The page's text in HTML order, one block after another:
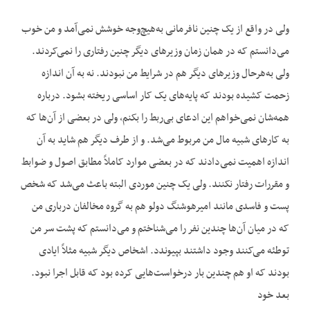
ولی در واقع از یک چنین نافرمانی به‌هیچ‌وجه خوشش نمی‌آمد و من خوب
می‌دانستم که در همان زمان وزیرهای دیگر چنین رفتاری را نمی‌کردند.
ولی به‌هرحال وزیرهای دیگر هم در شرایط من نبودند. نه به آن اندازه
زحمت کشیده بودند که پایه‌های یک کار اساسی ریخته بشود. درباره
همه‌شان نمی‌خواهم این ادعای بی‌ربط را بکنم، ولی در بعضی از آن‌ها که
به کارهای شبیه مال من مربوط می‌شد. و از طرف دیگر هم شاید به آن
اندازه اهمیت نمی‌دادند که در بعضی موارد کاملاً مطابق اصول و ضوابط
و مقررات رفتار نکنند. ولی یک چنین موردی البته باعث می‌شد که شخص
پست و فاسدی مانند امیرهوشنگ دولو هم به گروه مخالفان درباری من
که در میان آن‌ها چندین نفر را می‌شناختم و می‌دانستم که پشت سر من
توطئه می‌کنند وجود داشتند بپیوندد. اشخاص دیگر شبیه مثلاً ایادی
بودند که او هم چندین بار درخواست‌هایی کرده بود که قابل اجرا نبود.
بعد خود